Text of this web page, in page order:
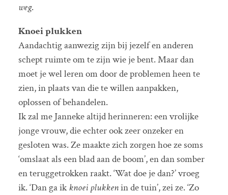
weg.
Knoei plukken
Aandachtig aanwezig zijn bij jezelf en anderen
schept ruimte om te zijn wie je bent. Maar dan
moet je wel leren om door de problemen heen te
zien, in plaats van die te willen aanpakken,
oplossen of behandelen.
Ik zal me Janneke altijd herinneren: een vrolijke
jonge vrouw, die echter ook zeer onzeker en
gesloten was. Ze maakte zich zorgen hoe ze soms
‘omslaat als een blad aan de boom’, en dan somber
en teruggetrokken raakt. ‘Wat doe je dan?’ vroeg
ik. ‘Dan ga ikknoei plukkenin de tuin’, zei ze. ‘Zo